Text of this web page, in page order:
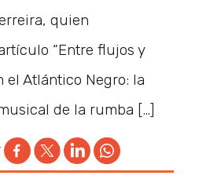
quien
“Entre flujos y
el Atlántico Negro: la
de la rumba […]